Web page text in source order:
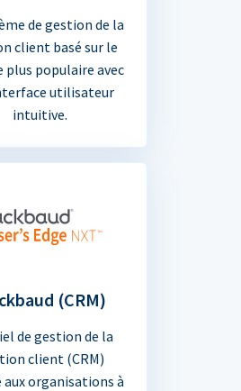
de gestion de la
client basé sur le
plus populaire avec
utilisateur
intuitive.
(CRM)
de gestion de la
client (CRM)
aux organisations à